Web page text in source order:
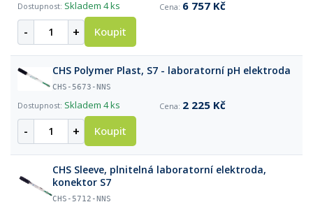
Skladem 4 ks 6 757 Kč
- + Koupit
CHS Polymer Plast, S7 - laboratorní pH elektroda
CHS-5673-NNS
Skladem 4 ks 2 225 Kč
- + Koupit
CHS Sleeve, plnitelná laboratorní elektroda,
konektor S7
CHS-5712-NNS